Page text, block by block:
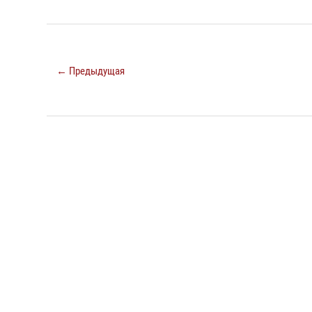
← Предыдущая